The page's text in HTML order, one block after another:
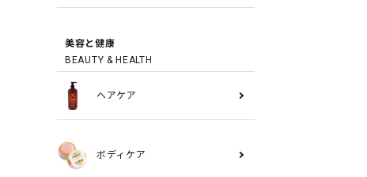
美容と健康
BEAUTY & HEALTH
ヘアケア
ボディケア